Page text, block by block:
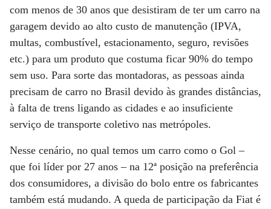
com menos de 30 anos que desistiram de ter um carro na
garagem devido ao alto custo de manutenção (IPVA,
multas, combustível, estacionamento, seguro, revisões
etc.) para um produto que costuma ficar 90% do tempo
sem uso. Para sorte das montadoras, as pessoas ainda
precisam de carro no Brasil devido às grandes distâncias,
à falta de trens ligando as cidades e ao insuficiente
serviço de transporte coletivo nas metrópoles.
Nesse cenário, no qual temos um carro como o Gol –
que foi líder por 27 anos – na 12ª posição na preferência
dos consumidores, a divisão do bolo entre os fabricantes
também está mudando. A queda de participação da Fiat é